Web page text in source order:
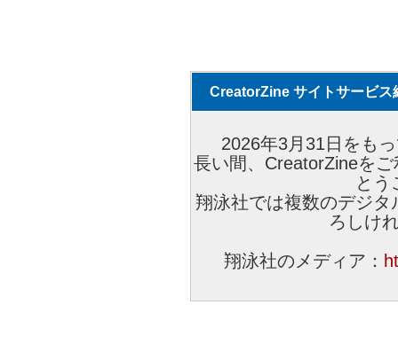
CreatorZine サイトサービス
2026年3月31日をも
長い間、CreatorZineを
とう
翔泳社では複数のデジ
ろしけ
翔泳社のメディア：